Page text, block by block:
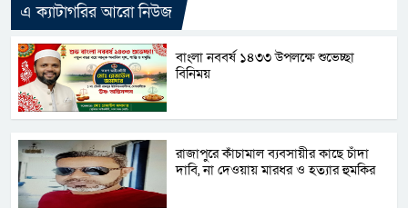
এ ক্যাটাগরির আরো নিউজ
বাংলা নববর্ষ ১৪৩৩ উপলক্ষে শুভেচ্ছা
বিনিময়
রাজাপুরে কাঁচামাল ব্যবসায়ীর কাছে চাঁদা
দাবি, না দেওয়ায় মারধর ও হত্যার হুমকির